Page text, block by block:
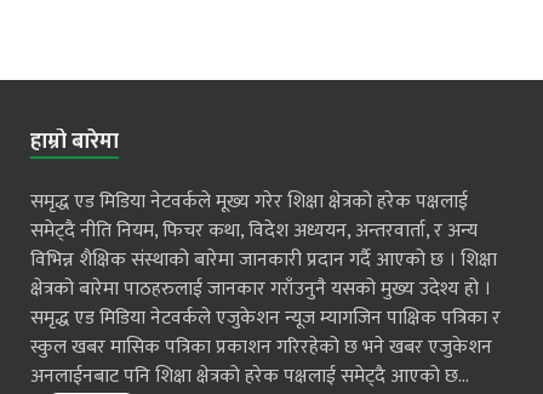
हाम्रो बारेमा
समृद्ध एड मिडिया नेटवर्कले मूख्य गरेर शिक्षा क्षेत्रको हरेक पक्षलाई
समेट्दै नीति नियम, फिचर कथा, विदेश अध्ययन, अन्तरवार्ता, र अन्य
विभिन्न शैक्षिक संस्थाको बारेमा जानकारी प्रदान गर्दै आएको छ । शिक्षा
क्षेत्रको बारेमा पाठहरुलाई जानकार गराँउनुनै यसको मुख्य उदेश्य हो ।
समृद्ध एड मिडिया नेटवर्कले एजुकेशन न्यूज म्यागजिन पाक्षिक पत्रिका र
स्कुल खबर मासिक पत्रिका प्रकाशन गरिरहेको छ भने खबर एजुकेशन
अनलाईनबाट पनि शिक्षा क्षेत्रको हरेक पक्षलाई समेट्दै आएको छ...